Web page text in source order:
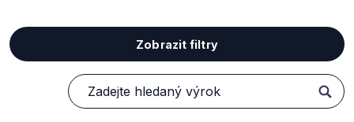
Zobrazit filtry